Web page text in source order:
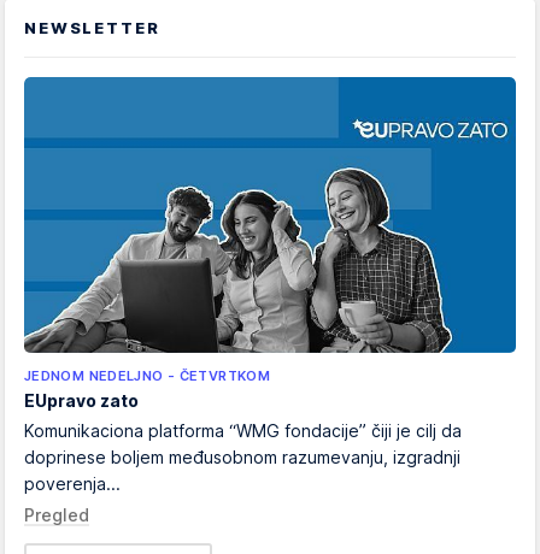
NEWSLETTER
JEDNOM NEDELJNO - ČETVRTKOM
EUpravo zato
Komunikaciona platforma “WMG fondacije” čiji je cilj da
doprinese boljem međusobnom razumevanju, izgradnji
poverenja...
Pregled